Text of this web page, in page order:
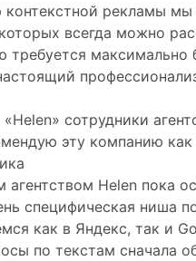
контекстной рекламы
всегда можно
требуется
сотрудники
эту компанию
Helen пока
специфическая ниша
как в Яндекс, так и
по текстам сначала